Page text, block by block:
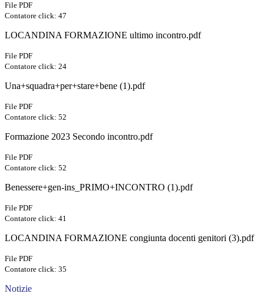
File PDF
Contatore click: 47
LOCANDINA FORMAZIONE ultimo incontro.pdf
File PDF
Contatore click: 24
Una+squadra+per+stare+bene (1).pdf
File PDF
Contatore click: 52
Formazione 2023 Secondo incontro.pdf
File PDF
Contatore click: 52
Benessere+gen-ins_PRIMO+INCONTRO (1).pdf
File PDF
Contatore click: 41
LOCANDINA FORMAZIONE congiunta docenti genitori (3).pdf
File PDF
Contatore click: 35
Notizie